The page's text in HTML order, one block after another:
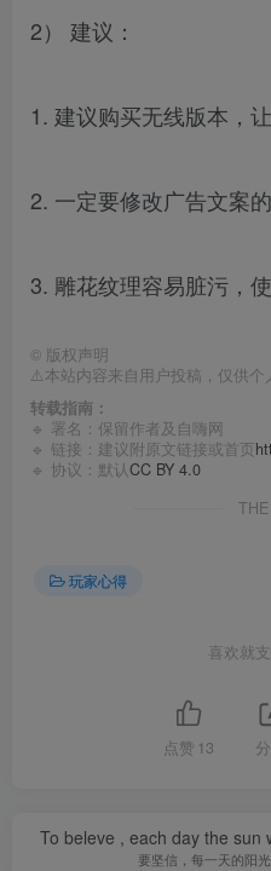
2） 建议：
1. 建议购买无线版本，
2. 一定要修改广告文案的
3. 雕花纹理容易脏污，
© 版权声明
⚠️本站内容来自用户投稿，仅供个
转载指南：
🔹 署名：保留作者及 自嗨网
🔹 链接：建议附原文链接或首页
🔹 协议：默认CC BY 4.0
玩家心得
喜欢就
点赞 13
To beleve , each day the sun
要坚信，每一天的阳